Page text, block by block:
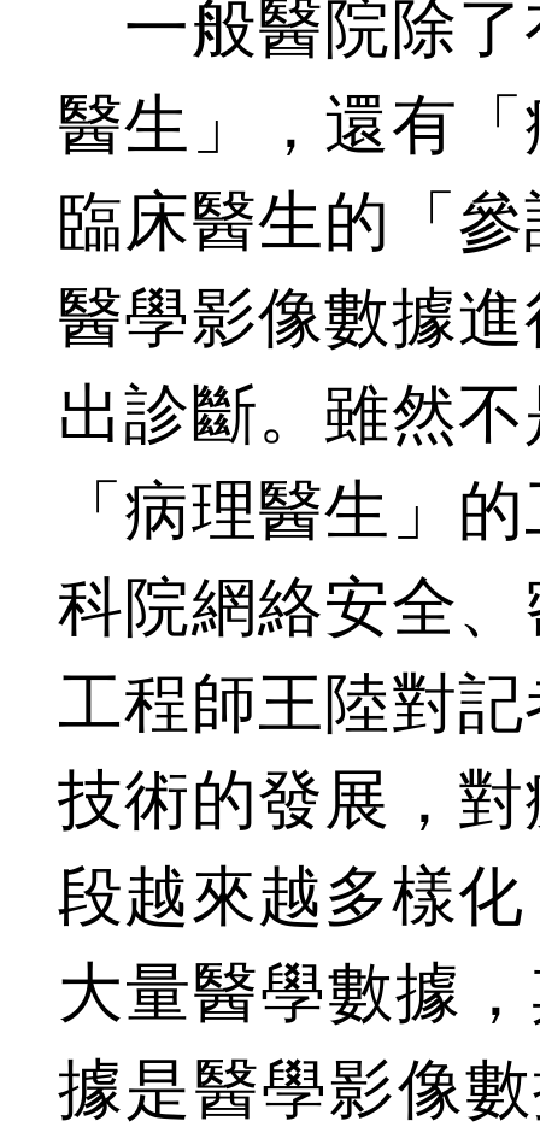
一般醫院除了
醫生」，還有
臨床醫生的「
醫學影像數據
出診斷。雖然
「病理醫生」
科院網絡安全
工程師王陸對
技術的發展，
段越來越多樣
大量醫學數據
據是醫學影像